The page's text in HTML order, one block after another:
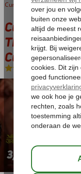
Home Willemstad Curaçao North
Curaçao North
The Rif at
Curio by Hilton
Ultra All